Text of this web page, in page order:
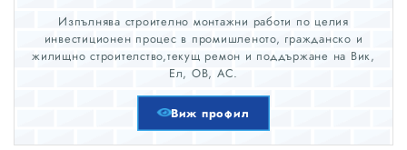
Изпълнява строително монтажни работи по целия
инвестиционен процес в промишленото, гражданско и
жилищно строителство,текущ ремон и поддържане на Вик,
Ел, ОВ, АС.
Виж профил